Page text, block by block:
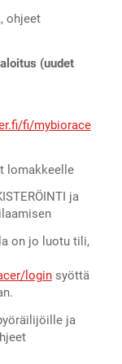
ohjeet
(uudet
fi/mybiorace
lomakkeelle
ja
on jo luotu tili,
loginsyöttä
ja